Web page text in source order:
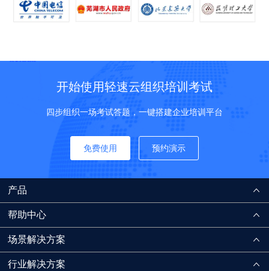
开始使用轻速云组织培训考试
四步组织一场考试答题，一键搭建企业培训平台
免费使用 预约演示
产品
帮助中心
场景解决方案
行业解决方案